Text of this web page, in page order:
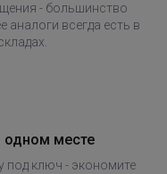
- большинство
аналоги всегда есть в
одном месте
под ключ - экономите